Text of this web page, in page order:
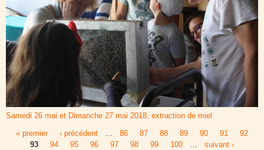
Samedi 26 mai et Dimanche 27 mai 2018, extraction de miel
Pages
« premier ‹ précédent … 86 87 88 89 90 91
92
93
94 95 96 97 98 99 100 …
suivant ›